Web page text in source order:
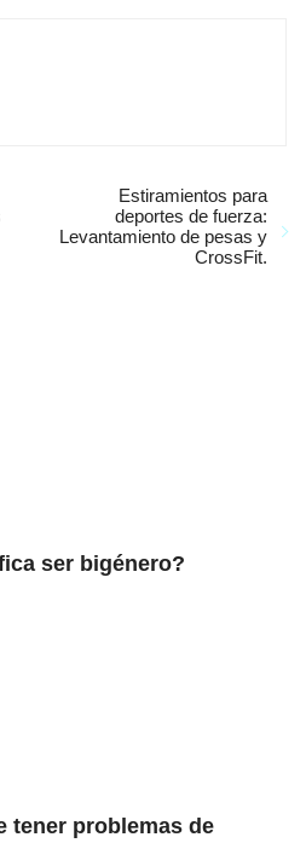
Estiramientos para
deportes de fuerza:
Levantamiento de pesas y
CrossFit.
ser bigénero?
tener problemas de